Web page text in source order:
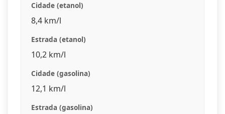
Cidade (etanol)
8,4 km/l
Estrada (etanol)
10,2 km/l
Cidade (gasolina)
12,1 km/l
Estrada (gasolina)